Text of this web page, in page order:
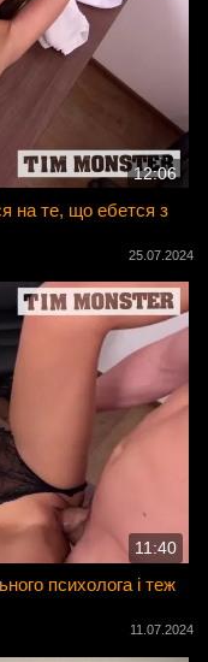
12:06
на те, що ебется з
25.07.2024
11:40
психолога і теж
11.07.2024